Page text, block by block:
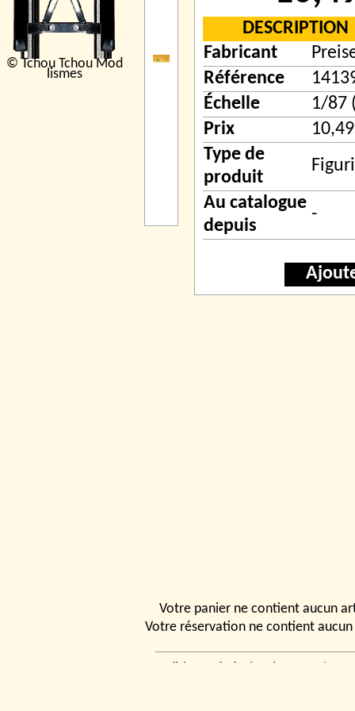
© Tchou Tchou Mod
lismes
DESCRIPTION
Fabricant
Référence
Échelle
1/87
Prix
Type de
produit
Au catalogue
depuis
-
Votre panier ne contient aucun
Votre réservation ne contient